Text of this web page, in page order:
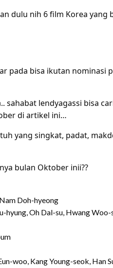
dulu nih 6 film Korea yang
pada bisa ikutan nominasi
sahabat lendyagassi bisa
di artikel ini…
yang singkat, padat,
bulan Oktober inii??
Doh-hyeong
hyung, Oh Dal-su, Hwang
woo, Kang Young-seok, Han